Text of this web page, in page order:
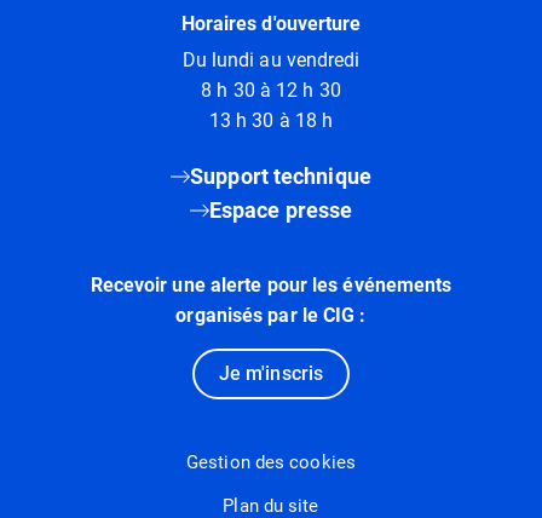
Horaires d'ouverture
Du lundi au vendredi
8 h 30 à 12 h 30
13 h 30 à 18 h
Support technique
Espace presse
Recevoir une alerte pour les événements
organisés par le CIG :
Je m'inscris
Gestion des cookies
Plan du site